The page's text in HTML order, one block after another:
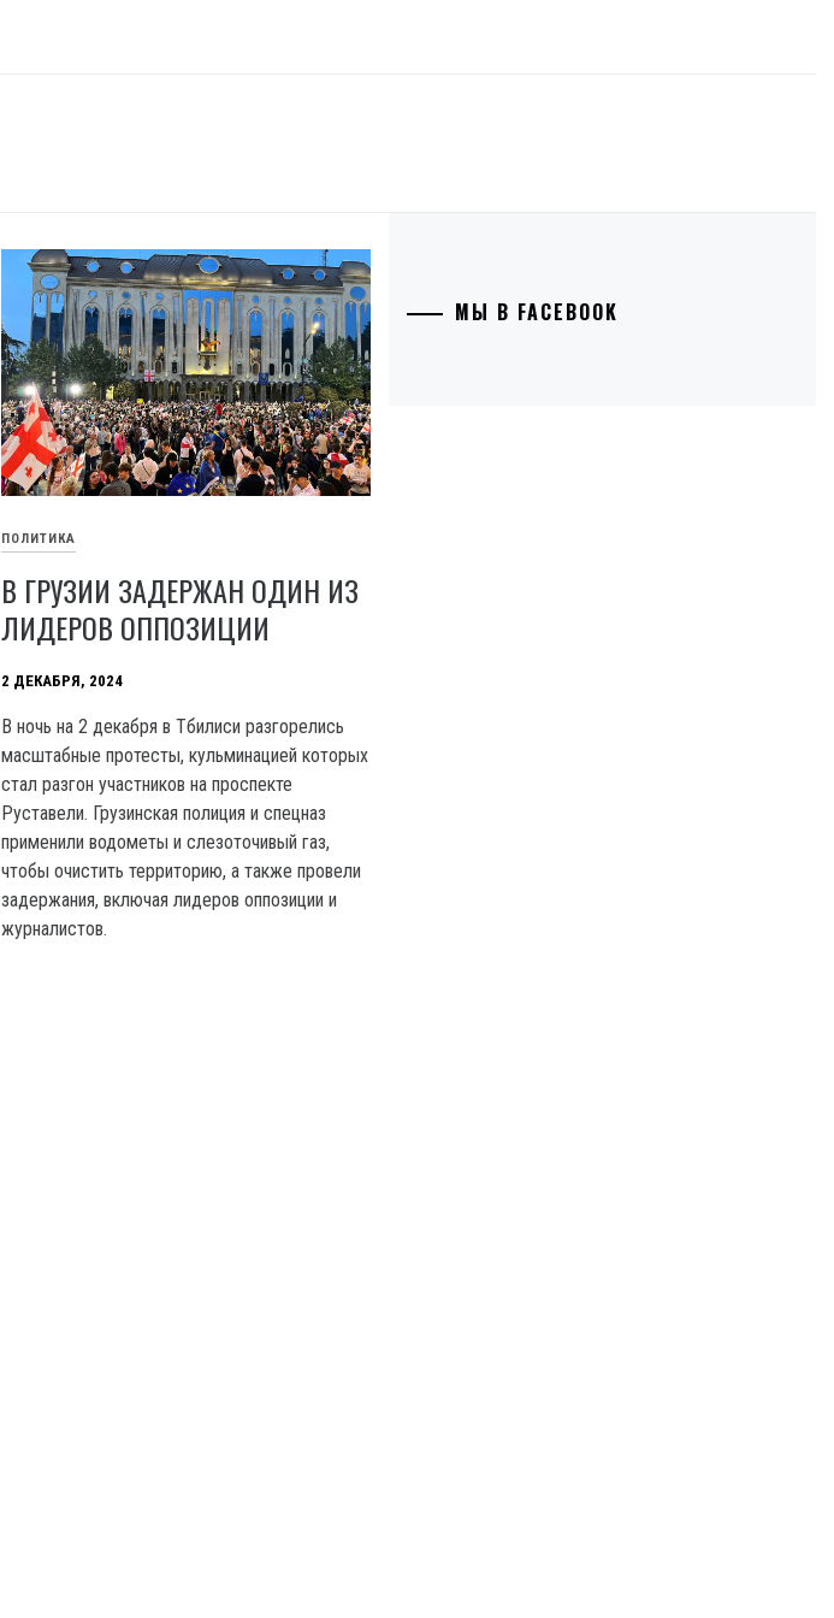
ПОЛИТИКА
В ГРУЗИИ ЗАДЕРЖАН ОДИН ИЗ
ЛИДЕРОВ ОППОЗИЦИИ
2 ДЕКАБРЯ, 2024
В ночь на 2 декабря в Тбилиси разгорелись
масштабные протесты, кульминацией которых
стал разгон участников на проспекте
Руставели. Грузинская полиция и спецназ
применили водометы и слезоточивый газ,
чтобы очистить территорию, а также провели
задержания, включая лидеров оппозиции и
журналистов.
МЫ В FACEBOOK